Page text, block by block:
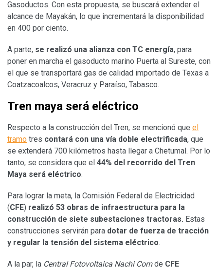
Gasoductos. Con esta propuesta, se buscará extender el
alcance de Mayakán, lo que incrementará la disponibilidad
en 400 por ciento.
A parte, se realizó una alianza con TC energía, para
poner en marcha el gasoducto marino Puerta al Sureste, con
el que se transportará gas de calidad importado de Texas a
Coatzacoalcos, Veracruz y Paraíso, Tabasco.
Tren maya será eléctrico
Respecto a la construcción del Tren, se mencionó que el
tramo tres contará con una vía doble electrificada, que
se extenderá 700 kilómetros hasta llegar a Chetumal. Por lo
tanto, se considera que el 44% del recorrido del Tren
Maya será eléctrico.
Para lograr la meta, la Comisión Federal de Electricidad
(CFE) realizó 53 obras de infraestructura para la
construcción de siete subestaciones tractoras. Estas
construcciones servirán para dotar de fuerza de tracción
y regular la tensión del sistema eléctrico.
A la par, la Central Fotovoltaica Nachi Comde CFE